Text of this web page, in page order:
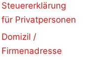
Steuererklärung
für Privatpersonen
Domizil /
Firmenadresse